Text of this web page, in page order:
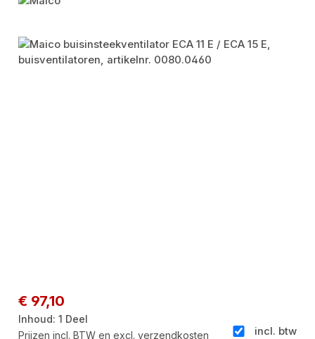
Afbeeldingengalerij overslaan
Normale prijs:
€ 97,10
Inhoud:1 Deel
incl. btw
Prijzen incl. BTW en excl. verzendkosten